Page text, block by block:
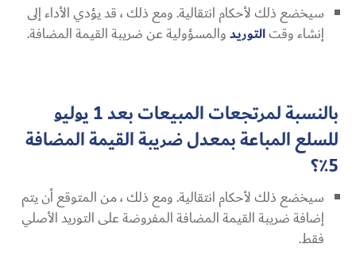
سيخضع ذلك لأحكام انتقالية. ومع ذلك ، قد يؤدي الأداء إلى
إنشاء وقتالتوريدوالمسؤولية عن ضريبة القيمة المضافة.
بالنسبة لمرتجعات المبيعات بعد 1 يوليو
للسلع المباعة بمعدل ضريبة القيمة المضافة
5٪؟
سيخضع ذلك لأحكام انتقالية. ومع ذلك ، من المتوقع أن يتم
إضافة ضريبة القيمة المضافة المفروضة على التوريد الأصلي
فقط.